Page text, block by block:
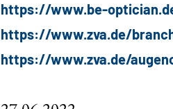
https://www.be-
https://www.zva.de/
https://www.zva.de/